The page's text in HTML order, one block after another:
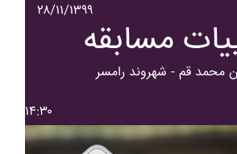
۲۸/۱۱/۱۳۹۹
مسابقه
محمد قم - شهروند رامسر
۱۴:۳۰